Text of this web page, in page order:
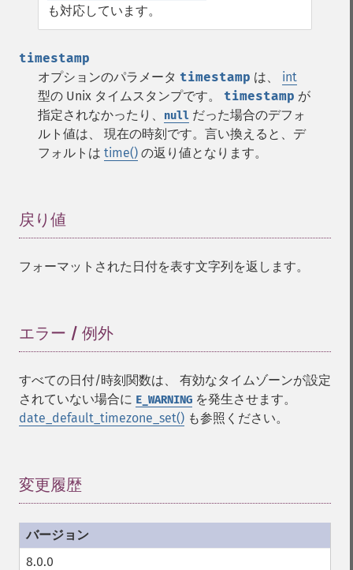
も対応しています。
timestamp
オプションのパラメータ timestamp は、 int
型の Unix タイムスタンプです。 timestamp が
指定されなかったり、
null だった場合のデフォ
ルト値は、 現在の時刻です。言い換えると、デ
フォルトは time() の返り値となります。
戻り値
フォーマットされた日付を表す文字列を返します。
エラー / 例外
すべての日付/時刻関数は、 有効なタイムゾーンが設定
されていない場合に E_WARNING を発生させます。
date_default_timezone_set() も参照ください。
変更履歴
8.0.0